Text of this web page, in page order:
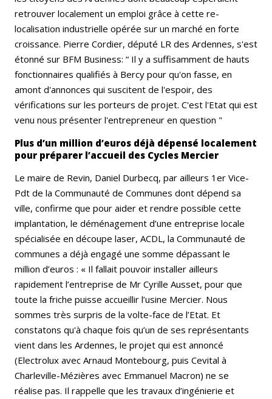
retrouver localement un emploi grâce à cette re-
localisation industrielle opérée sur un marché en forte
croissance. Pierre Cordier, député LR des Ardennes, s'est
étonné sur BFM Business: “ Il y a suffisamment de hauts
fonctionnaires qualifiés à Bercy pour qu'on fasse, en
amont d'annonces qui suscitent de l'espoir, des
vérifications sur les porteurs de projet. C'est l'Etat qui est
venu nous présenter l'entrepreneur en question "
Plus d’un million d’euros déjà dépensé localement
pour préparer l’accueil des Cycles Mercier
Le maire de Revin, Daniel Durbecq, par ailleurs 1er Vice-
Pdt de la Communauté de Communes dont dépend sa
ville, confirme que pour aider et rendre possible cette
implantation, le déménagement d’une entreprise locale
spécialisée en découpe laser, ACDL, la Communauté de
communes a déjà engagé une somme dépassant le
million d’euros : « Il fallait pouvoir installer ailleurs
rapidement l’entreprise de Mr Cyrille Ausset, pour que
toute la friche puisse accueillir l’usine Mercier. Nous
sommes très surpris de la volte-face de l’Etat. Et
constatons qu'à chaque fois qu’un de ses représentants
vient dans les Ardennes, le projet qui est annoncé
(Electrolux avec Arnaud Montebourg, puis Cevital à
Charleville-Mézières avec Emmanuel Macron) ne se
réalise pas. Il rappelle que les travaux d’ingénierie et